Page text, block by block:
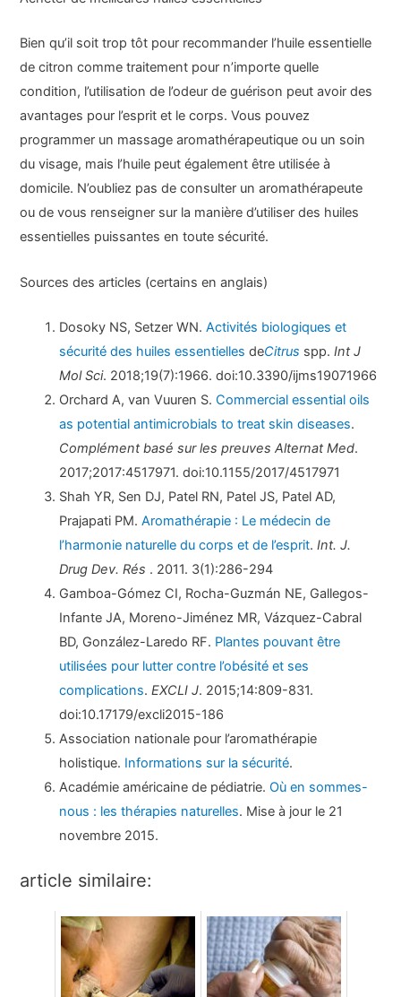
Bien qu’il soit trop tôt pour recommander l’huile essentielle
de citron comme traitement pour n’importe quelle
condition, l’utilisation de l’odeur de guérison peut avoir des
avantages pour l’esprit et le corps. Vous pouvez
programmer un massage aromathérapeutique ou un soin
du visage, mais l’huile peut également être utilisée à
domicile. N’oubliez pas de consulter un aromathérapeute
ou de vous renseigner sur la manière d’utiliser des huiles
essentielles puissantes en toute sécurité.
Sources des articles (certains en anglais)
Dosoky NS, Setzer WN.Activités biologiques et
sécurité des huiles essentielles deCitrus spp.Int J
Mol Sci. 2018;19(7):1966. doi:10.3390/ijms19071966
Orchard A, van Vuuren S.Commercial essential oils
as potential antimicrobials to treat skin diseases.
Complément basé sur les preuves Alternat Med.
2017;2017:4517971. doi:10.1155/2017/4517971
Shah YR, Sen DJ, Patel RN, Patel JS, Patel AD,
Prajapati PM.Aromathérapie : Le médecin de
l’harmonie naturelle du corps et de l’esprit.Int. J.
Drug Dev. Rés . 2011. 3(1):286-294
Gamboa-Gómez CI, Rocha-Guzmán NE, Gallegos-
Infante JA, Moreno-Jiménez MR, Vázquez-Cabral
BD, González-Laredo RF. Plantes pouvant être
utilisées pour lutter contre l’obésité et ses
complications.EXCLI J. 2015;14:809-831.
doi:10.17179/excli2015-186
Association nationale pour l’aromathérapie
holistique. Informations sur la sécurité.
Académie américaine de pédiatrie.Où en sommes-
nous : les thérapies naturelles. Mise à jour le 21
novembre 2015.
article similaire: